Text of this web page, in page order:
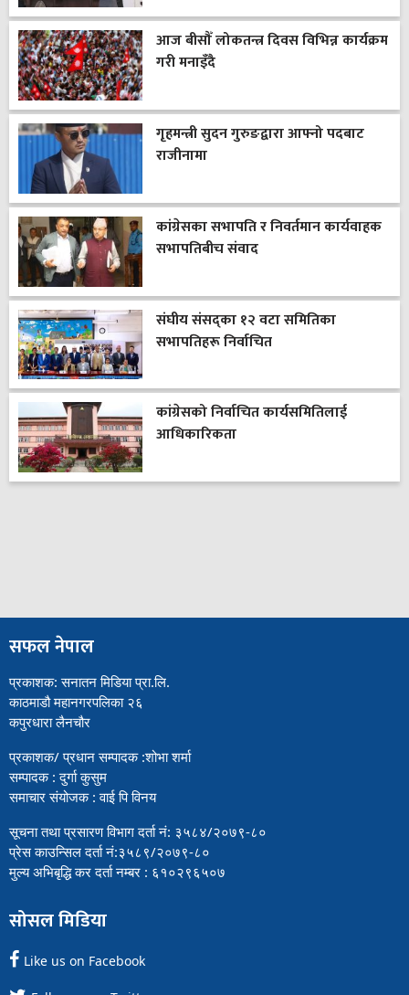
आज बीसौँ लोकतन्त्र दिवस विभिन्न कार्यक्रम
गरी मनाइँदै
गृहमन्त्री सुदन गुरुङद्वारा आफ्नो पदबाट
राजीनामा
कांग्रेसका सभापति र निवर्तमान कार्यवाहक
सभापतिबीच संवाद
संघीय संसद्का १२ वटा समितिका
सभापतिहरू निर्वाचित
कांग्रेसको निर्वाचित कार्यसमितिलाई
आधिकारिकता
सफल नेपाल
प्रकाशक: सनातन मिडिया प्रा.लि.
काठमाडौ महानगरपलिका २६
कपुरधारा लैनचौर
प्रकाशक/ प्रधान सम्पादक :शोभा शर्मा
सम्पादक : दुर्गा कुसुम
समाचार संयोजक : वाई पि विनय
सूचना तथा प्रसारण विभाग दर्ता नं: ३५८४/२०७९-८०
प्रेस काउन्सिल दर्ता नं:३५८९/२०७९-८०
मुल्य अभिबृद्धि कर दर्ता नम्बर : ६१०२९६५०७
सोसल मिडिया
Like us on Facebook